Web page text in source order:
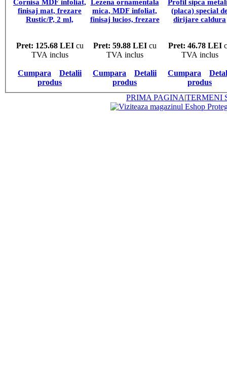
Cornisa MDF infoliat,
finisaj mat, frezare
Rustic/P, 2 ml,
Pret: 125.68 LEIcu
TVA inclus
Cumpara
Detalii
produs
Lezena ornamentala
mica, MDF infoliat,
finisaj lucios, frezare
Pret: 59.88 LEIcu
TVA inclus
Cumpara
Detalii
produs
Profil sipca
(placa) special
dirijare caldura
Pret: 46.78 LEI
TVA inclus
Cumpara
produs
PRIMA PAGINA|TERMENI